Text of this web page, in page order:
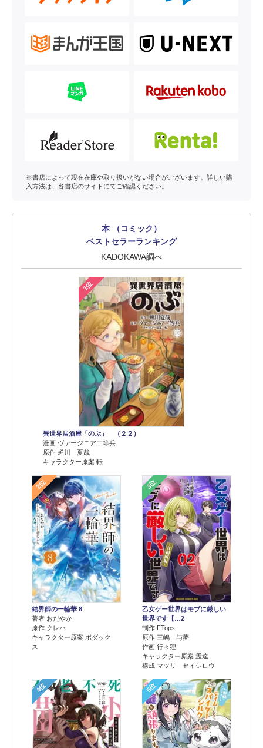
※書店によって現在在庫や取り扱いがない場合がございます。詳しい購
入方法は、各書店のサイトにてご確認ください。
本 （コミック）
ベストセラーランキング
KADOKAWA調べ
1位
異世界居酒屋「のぶ」 （２２）
漫画 ヴァージニア二等兵
原作 蝉川 夏哉
キャラクター原案 転
2位
結界師の一輪華 8
著者 おだやか
原作 クレハ
キャラクター原案 ボダック
ス
3位
乙女ゲー世界はモブに厳しい
世界です【…2
制作 FTops
原作 三嶋 与夢
作画 行々狸
キャラクター原案 孟達
構成 マツリ セイシロウ
4位 5位